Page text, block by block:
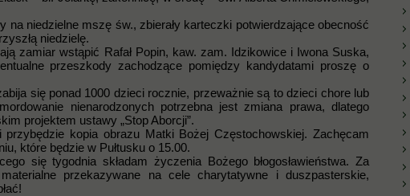
na niedzielne mszę św., zbierały karteczki potwierdzające obecność
niedzielę.
zamiar wstąpić Rafał Popin, kaw. zam. Idzikowice i Iwona Suska,
przeszkody zachodzące pomiędzy kandydatami proszę o
się ponad 1000 dzieci rocznie, przeważnie są to dzieci chore lub
nienarodzonych potrzebna jest zmiana prawa, dlatego
projektem ustawy „Stop Aborcji”.
kopia obrazu Matki Bożej Częstochowskiej. Zachęcam
które będzie w Pułtusku o 15.00.
się tygodnia składam życzenia Bożego błogosławieństwa. Za
przekazywane na cele charytatywne i duszpasterskie,